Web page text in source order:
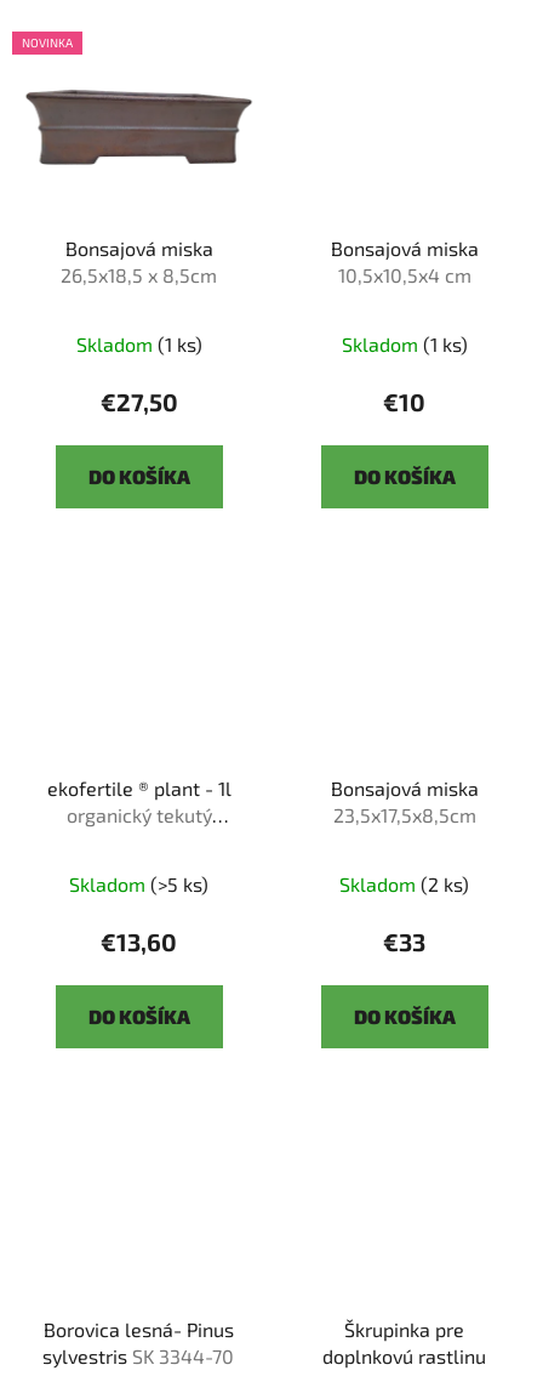
NOVINKA
Bonsajová miska
26,5x18,5 x 8,5cm
Skladom (1 ks)
€27,50
DO KOŠÍKA
Bonsajová miska
10,5x10,5x4 cm
Skladom (1 ks)
€10
DO KOŠÍKA
ekofertile ® plant - 1l
organický tekutý
Skladom (>5 ks)
€13,60
DO KOŠÍKA
Bonsajová miska
23,5x17,5x8,5cm
Skladom (2 ks)
€33
DO KOŠÍKA
Borovica lesná- Pinus
sylvestris SK 3344-70
Škrupinka pre
doplnkovú rastlinu